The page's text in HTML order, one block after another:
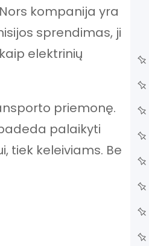
kompanija yra
sprendimas, ji
elektrinių
priemonę.
palaikyti
tiek keleiviams. Be